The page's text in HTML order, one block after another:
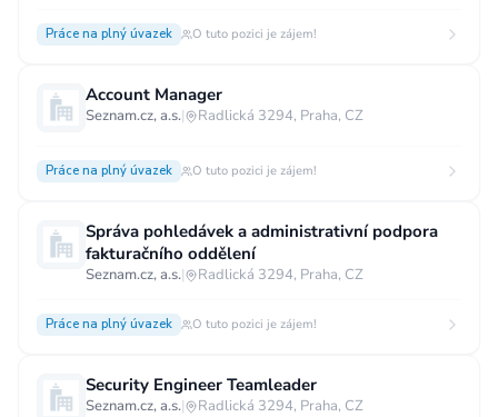
Práce na plný úvazek O tuto pozici je zájem!
Account Manager
Seznam.cz, a.s.| Radlická 3294, Praha, CZ
Práce na plný úvazek O tuto pozici je zájem!
Správa pohledávek a administrativní podpora
fakturačního oddělení
Seznam.cz, a.s.| Radlická 3294, Praha, CZ
Práce na plný úvazek O tuto pozici je zájem!
Security Engineer Teamleader
Seznam.cz, a.s.| Radlická 3294, Praha, CZ
Vysokoškolské / universitní